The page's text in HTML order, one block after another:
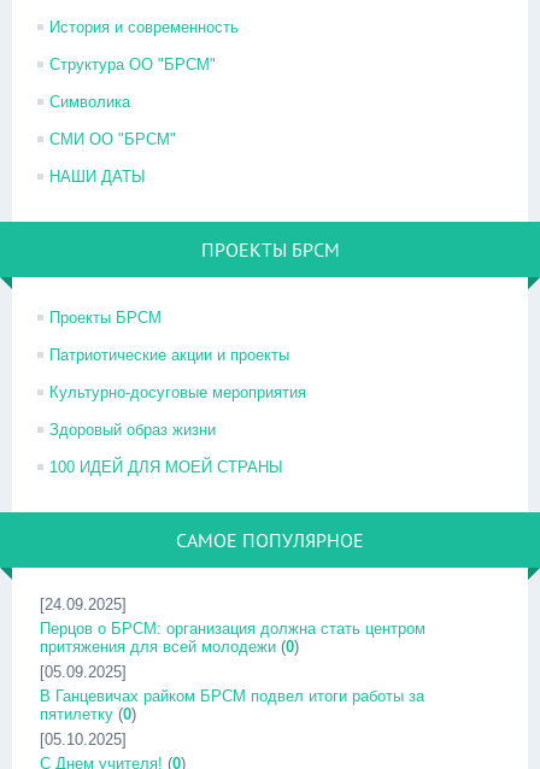
История и современность
Структура ОО "БРСМ"
Символика
СМИ ОО "БРСМ"
НАШИ ДАТЫ
ПРОЕКТЫ БРСМ
Проекты БРСМ
Патриотические акции и проекты
Культурно-досуговые мероприятия
Здоровый образ жизни
100 ИДЕЙ ДЛЯ МОЕЙ СТРАНЫ
САМОЕ ПОПУЛЯРНОЕ
[24.09.2025]
Перцов о БРСМ: организация должна стать центром
притяжения для всей молодежи (0)
[05.09.2025]
В Ганцевичах райком БРСМ подвел итоги работы за
пятилетку (0)
[05.10.2025]
С Днем учителя! (0)